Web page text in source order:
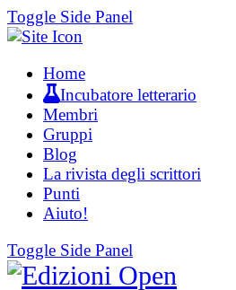
Toggle Side Panel
Home
Incubatore letterario
Membri
Gruppi
Blog
La rivista degli scrittori
Punti
Aiuto!
Toggle Side Panel